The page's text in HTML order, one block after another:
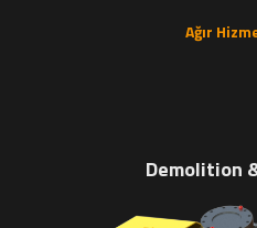
Ağır
Demolition